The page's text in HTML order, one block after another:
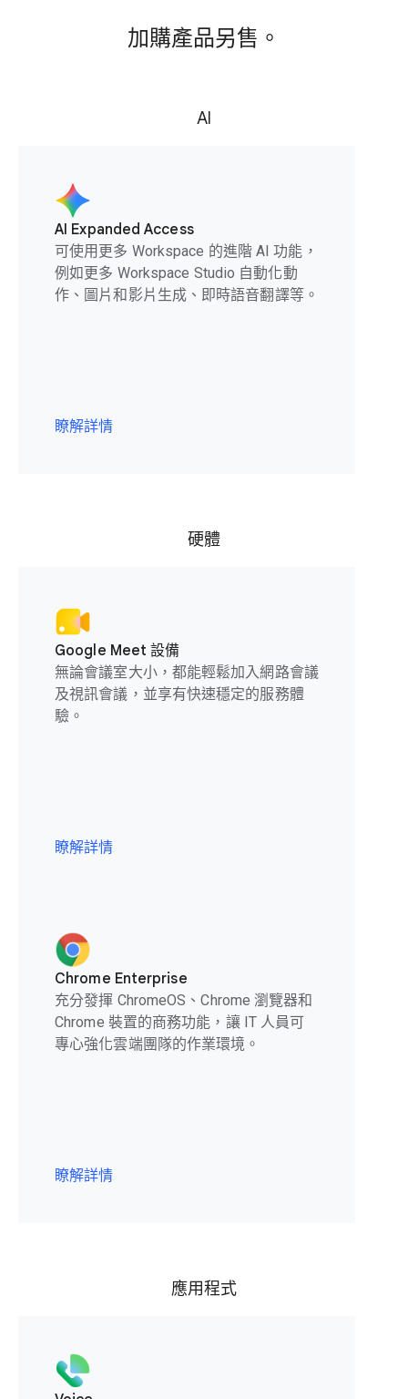
加購產品另售。
AI
AI Expanded Access
可使用更多 Workspace 的進階 AI 功能，
例如更多 Workspace Studio 自動化動
作、圖片和影片生成、即時語音翻譯等。
瞭解詳情
硬體
Google Meet 設備
無論會議室大小，都能輕鬆加入網路會議
及視訊會議，並享有快速穩定的服務體
驗。
瞭解詳情
Chrome Enterprise
充分發揮 ChromeOS、Chrome 瀏覽器和
Chrome 裝置的商務功能，讓 IT 人員可
專心強化雲端團隊的作業環境。
瞭解詳情
應用程式